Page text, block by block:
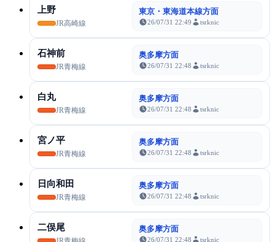
上野
JR高崎線
東京・東海道本線方面
26/07/31 22:49 tsrknic
石神前
JR青梅線
奥多摩方面
26/07/31 22:48 tsrknic
白丸
JR青梅線
奥多摩方面
26/07/31 22:48 tsrknic
宮ノ平
JR青梅線
奥多摩方面
26/07/31 22:48 tsrknic
日向和田
JR青梅線
奥多摩方面
26/07/31 22:48 tsrknic
二俣尾 奥多摩方面
26/07/31 22:48 tsrknic